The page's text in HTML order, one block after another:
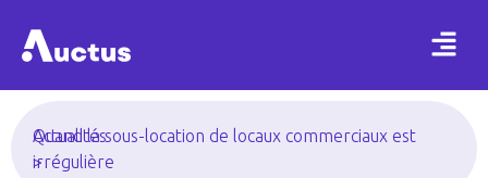
Actualités
>
Quand la sous-location de locaux commerciaux est
irrégulière